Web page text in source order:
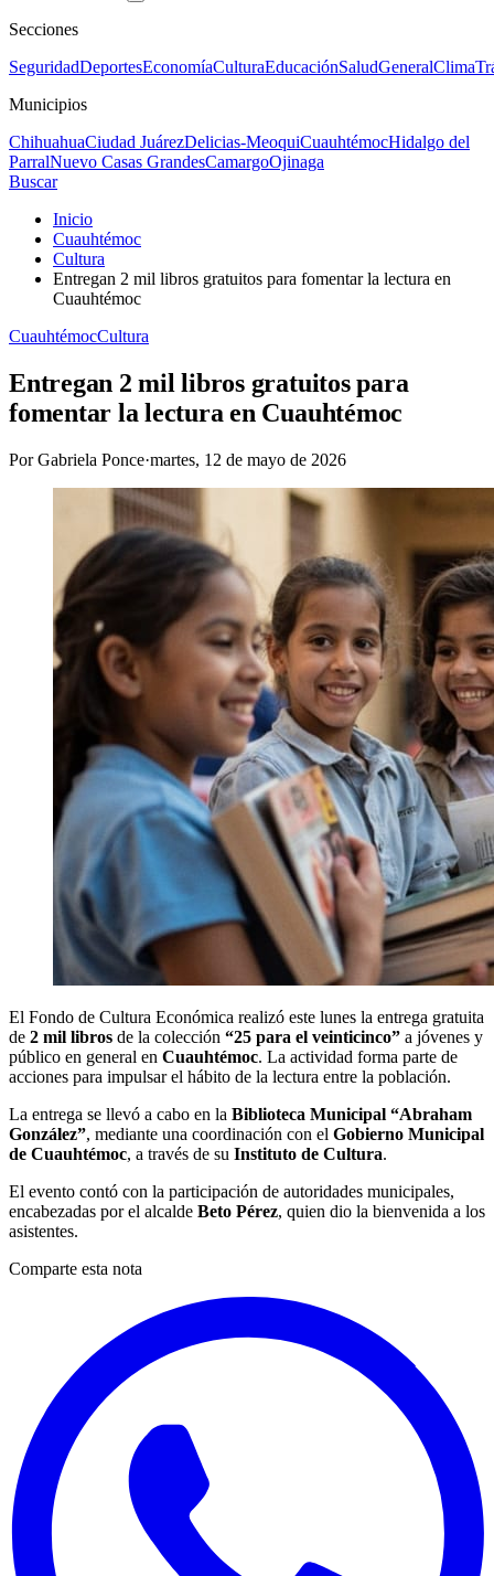
Secciones
SeguridadDeportesEconomíaCulturaEducaciónSaludGeneralClima
Municipios
ChihuahuaCiudad JuárezDelicias-MeoquiCuauhtémocHidalgo del
ParralNuevo Casas GrandesCamargoOjinaga
Buscar
Inicio
Cuauhtémoc
Cultura
Entregan 2 mil libros gratuitos para fomentar la lectura en
Cuauhtémoc
CuauhtémocCultura
Entregan 2 mil libros gratuitos para
fomentar la lectura en Cuauhtémoc
PorGabriela Ponce·martes, 12 de mayo de 2026
El Fondo de Cultura Económica realizó este lunes la entrega gratuita
de 2 mil libros de la colección “25 para el veinticinco” a jóvenes y
público en general en Cuauhtémoc. La actividad forma parte de
acciones para impulsar el hábito de la lectura entre la población.
La entrega se llevó a cabo en la Biblioteca Municipal “Abraham
González”, mediante una coordinación con el Gobierno Municipal
de Cuauhtémoc, a través de su Instituto de Cultura.
El evento contó con la participación de autoridades municipales,
encabezadas por el alcalde Beto Pérez, quien dio la bienvenida a los
asistentes.
Comparte esta nota